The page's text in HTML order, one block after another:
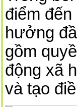
điểm
hưởng
gồm
động xã
và tạo